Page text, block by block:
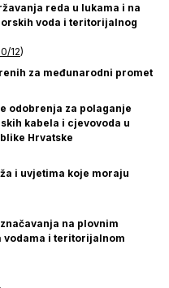
reda u lukama i na
voda i teritorijalnog
12)
za međunarodni promet
odobrenja za polaganje
kabela i cjevovoda u
Hrvatske
i uvjetima koje moraju
na plovnim
vodama i teritorijalnom